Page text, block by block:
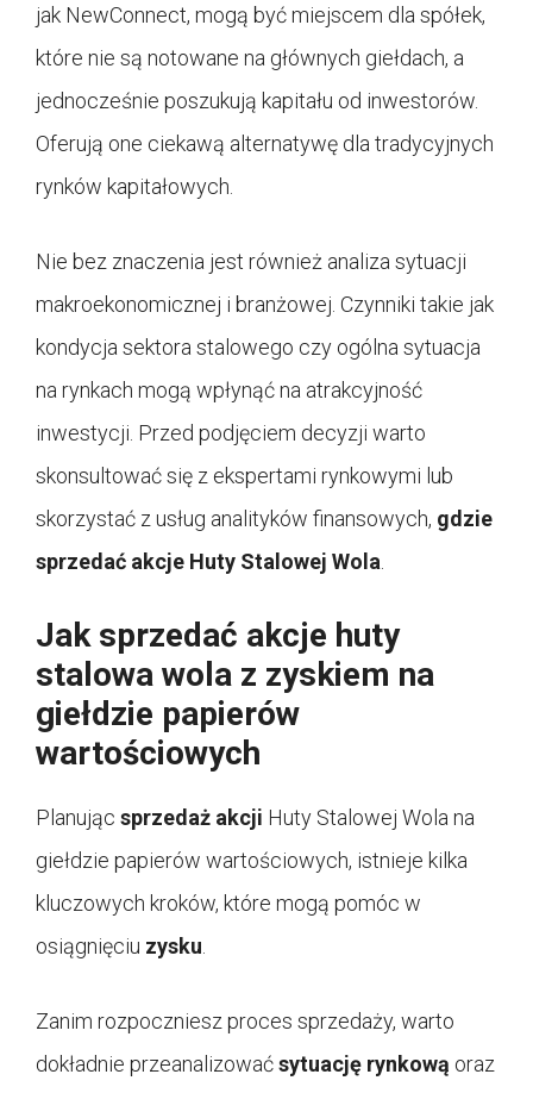
jak NewConnect, mogą być miejscem dla spółek,
które nie są notowane na głównych giełdach, a
jednocześnie poszukują kapitału od inwestorów.
Oferują one ciekawą alternatywę dla tradycyjnych
rynków kapitałowych.
Nie bez znaczenia jest również analiza sytuacji
makroekonomicznej i branżowej. Czynniki takie jak
kondycja sektora stalowego czy ogólna sytuacja
na rynkach mogą wpłynąć na atrakcyjność
inwestycji. Przed podjęciem decyzji warto
skonsultować się z ekspertami rynkowymi lub
skorzystać z usług analityków finansowych, gdzie
sprzedać akcje Huty Stalowej Wola
Jak sprzedać akcje huty
stalowa wola z zyskiem na
giełdzie papierów
wartościowych
Planując sprzedaż akcji Huty Stalowej Wola na
giełdzie papierów wartościowych, istnieje kilka
kluczowych kroków, które mogą pomóc w
osiągnięciu zysku
Zanim rozpoczniesz proces sprzedaży, warto
dokładnie przeanalizowaćsytuację rynkową oraz